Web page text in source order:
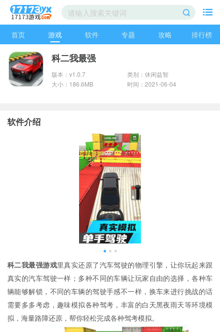
首页 游戏 软件 专题 攻略 排行榜
科二我最强
版本：v1.0.7
类别：休闲益智
大小：186.6MB
时间：2021-06-04
软件介绍
科二我最强游戏里真实还原了汽车驾驶的物理引擎，让你玩起来跟
真实的汽车驾驶一样；多种不同的车辆让玩家自由的选择，各种车
辆能够解锁，不同的车辆的驾驶手感不一样，换车来进行挑战的话
需要多多考虑，趣味模拟各种驾考，丰富的白天黑夜雨天等环境模
拟，海量路障还原，帮你轻松完成各种驾考模拟。